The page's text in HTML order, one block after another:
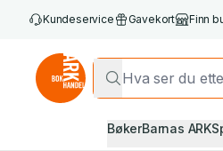
Kundeservice Gavekort Finn
BøkerBarnas ARK